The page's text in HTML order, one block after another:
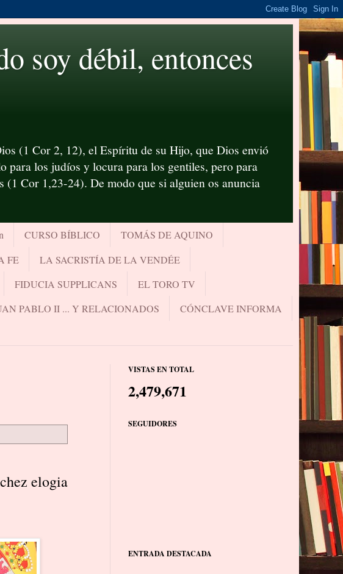
soy débil, entonces
(1 Cor 2, 12), el Espíritu de su Hijo, que Dios envió
para los judíos y locura para los gentiles, pero para
Cor 1,23-24). De modo que si alguien os anuncia
CURSO BÍBLICO
TOMÁS DE AQUINO
FE
LA SACRISTÍA DE LA VENDÉE
FIDUCIA SUPPLICANS
EL TORO TV
PABLO II ... Y RELACIONADOS
CÓNCLAVE INFORMA
elogia
VISTAS EN TOTAL
2,479,671
SEGUIDORES
ENTRADA DESTACADA